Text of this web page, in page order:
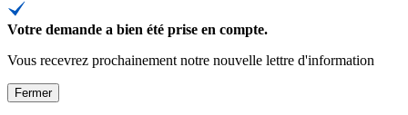
Votre demande a bien été prise en compte.
Vous recevrez prochainement notre nouvelle lettre d'information
Fermer